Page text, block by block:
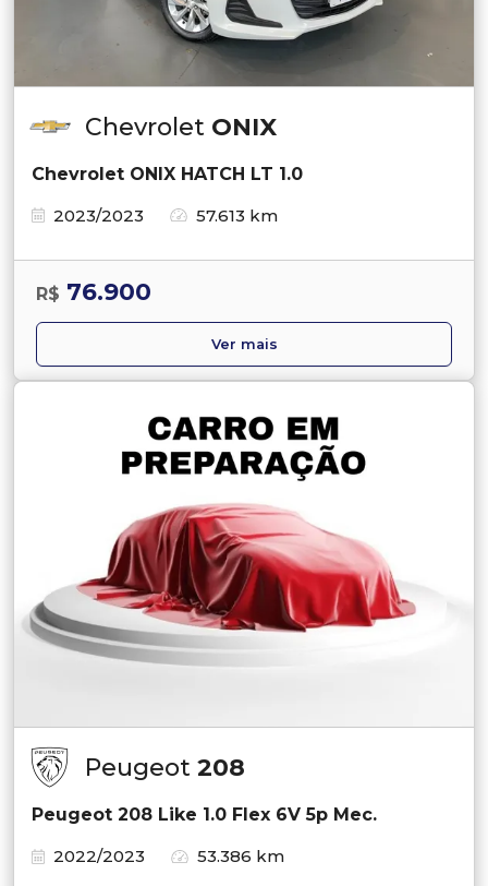
Chevrolet ONIX
Chevrolet ONIX HATCH LT 1.0
2023/2023
57.613 km
R$ 76.900
Ver mais
Peugeot 208
Peugeot 208 Like 1.0 Flex 6V 5p Mec.
2022/2023
53.386 km